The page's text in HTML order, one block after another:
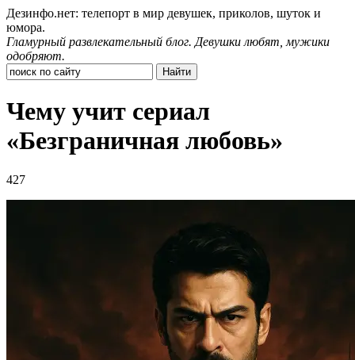
Дезинфо.нет: телепорт в мир девушек, приколов, шуток и
юмора.
Гламурный развлекательный блог. Девушки любят, мужики
одобряют.
Чему учит сериал
«Безграничная любовь»
427